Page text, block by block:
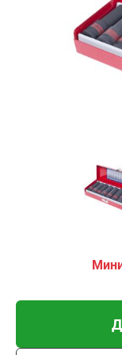
Купить в 1
В кредит от